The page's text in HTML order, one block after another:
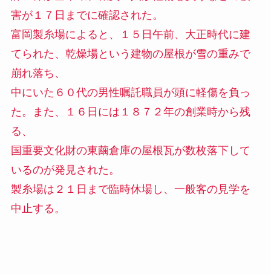
害が１７日までに確認された。
富岡製糸場によると、１５日午前、大正時代に建
てられた、乾燥場という建物の屋根が雪の重みで
崩れ落ち、
中にいた６０代の男性嘱託職員が頭に軽傷を負っ
た。また、１６日には１８７２年の創業時から残
る、
国重要文化財の東繭倉庫の屋根瓦が数枚落下して
いるのが発見された。
製糸場は２１日まで臨時休場し、一般客の見学を
中止する。